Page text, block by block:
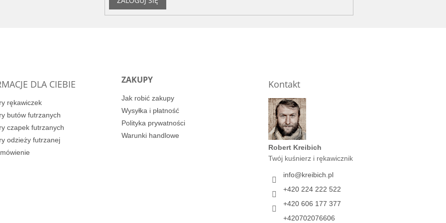
DLA CIEBIE
rękawiczek
butów futrzanych
czapek futrzanych
odzieży futrzanej
ZAKUPY
Jak robić zakupy
Wysyłka i płatność
Polityka prywatności
Warunki handlowe
Kontakt
Robert Kreibich
Twój kuśnierz i rękawicznik
info@kreibich.pl
+420 224 222 522
+420 606 177 377
+420702076606